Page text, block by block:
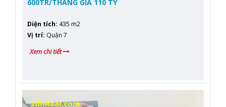
600TR/THÁNG GIÁ 110 TỶ
Diện tích: 435 m2
Vị trí: Quận 7
Xem chi tiết